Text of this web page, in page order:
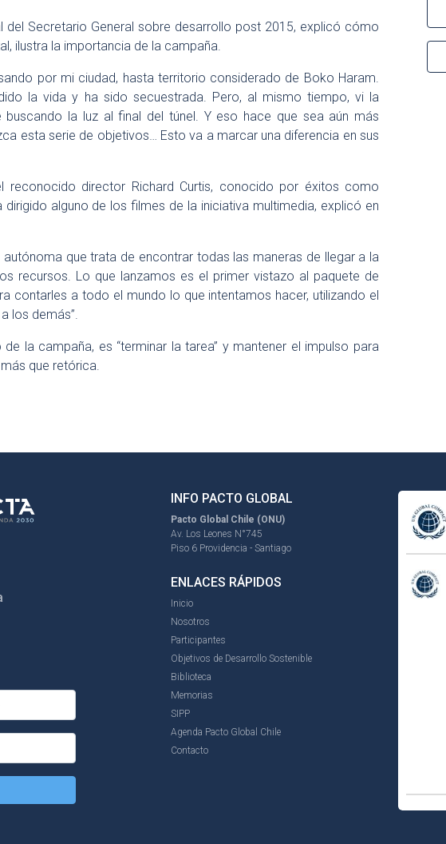
del Secretario General sobre desarrollo post 2015, explicó cómo
ilustra la importancia de la campaña.
por mi ciudad, hasta territorio considerado de Boko Haram.
la vida y ha sido secuestrada. Pero, al mismo tiempo, vi la
la luz al final del túnel. Y eso hace que sea aún más
esta serie de objetivos… Esto va a marcar una diferencia en sus
reconocido director Richard Curtis, conocido por éxitos como
dirigido alguno de los filmes de la iniciativa multimedia, explicó en
que trata de encontrar todas las maneras de llegar a la
recursos. Lo que lanzamos es el primer vistazo al paquete de
contarles a todo el mundo lo que intentamos hacer, utilizando el
los demás”.
la campaña, es “terminar la tarea” y mantener el impulso para
que retórica.
INFO PACTO GLOBAL
Pacto Global Chile (ONU)
Av. Los Leones N°745
Piso 6 Providencia - Santiago
ENLACES RÁPIDOS
Inicio
Nosotros
Participantes
Objetivos de Desarrollo Sostenible
Biblioteca
Memorias
SIPP
Agenda Pacto Global Chile
Contacto